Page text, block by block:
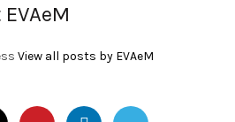
View all posts by EVAeM